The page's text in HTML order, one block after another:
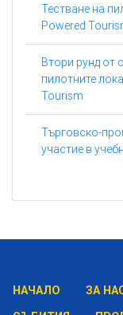
Тестване на
Powered
Втори рунд от
пилотните
Tourism
Търговско-
участие в
НАЧАЛО ЗА